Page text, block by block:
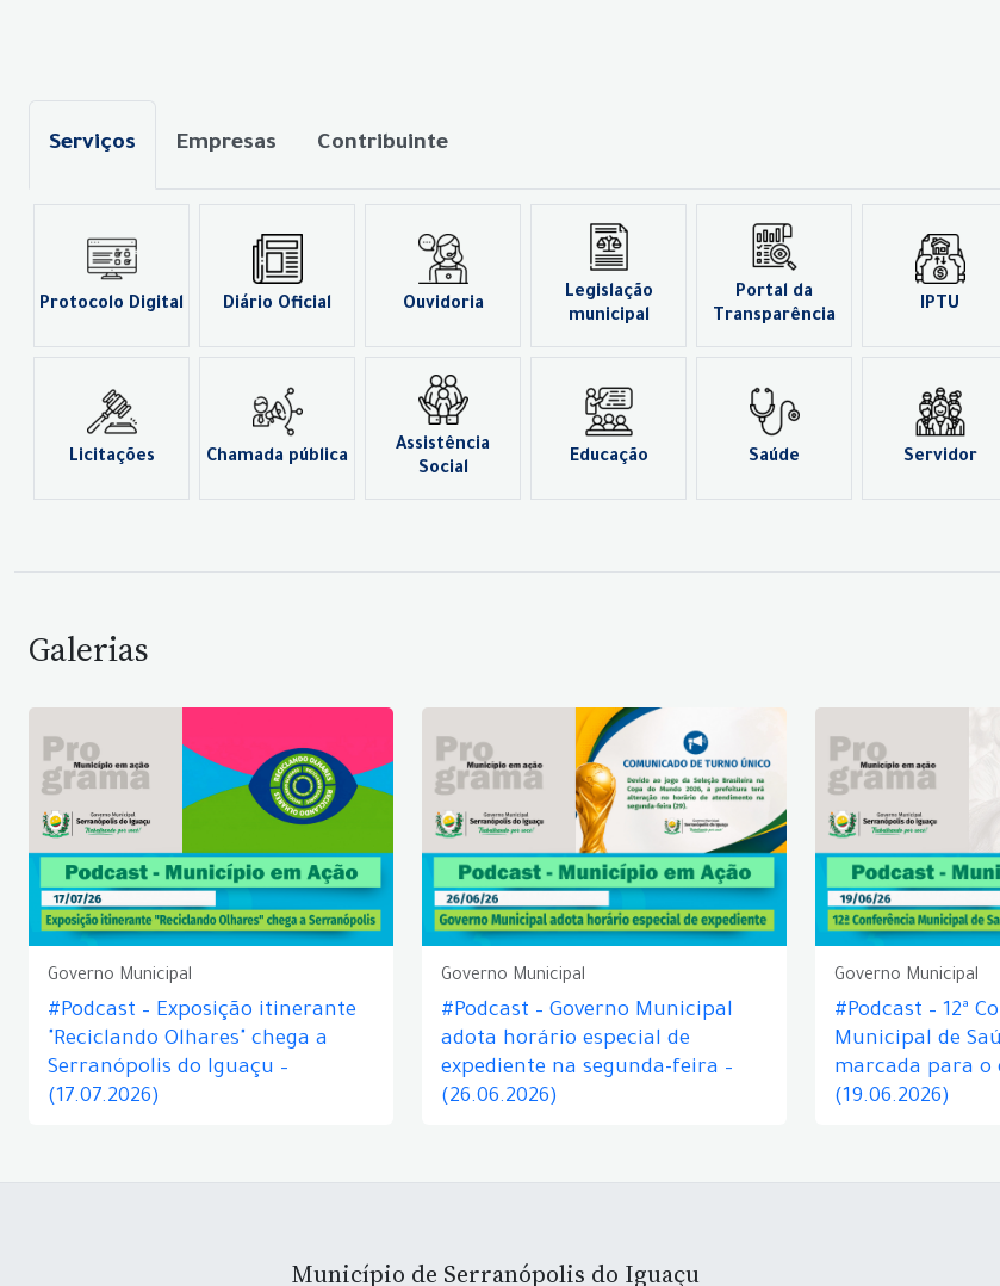
Serviços Empresas Contribuinte
Protocolo Digital Diário Oficial Ouvidoria
Legislação
municipal
Portal da
Transparência
IPTU
Licitações Chamada pública
Assistência
Social
Educação Saúde Servidor
Galerias
Governo Municipal
#Podcast – Exposição itinerante
"Reciclando Olhares" chega a
Serranópolis do Iguaçu –
(17.07.2026)
Governo Municipal
#Podcast – Governo Municipal
adota horário especial de
expediente na segunda-feira –
(26.06.2026)
Governo Municipal
#Podcast – 12ª
Municipal de
marcada para o
(19.06.2026)
Município de Serranópolis do Iguaçu